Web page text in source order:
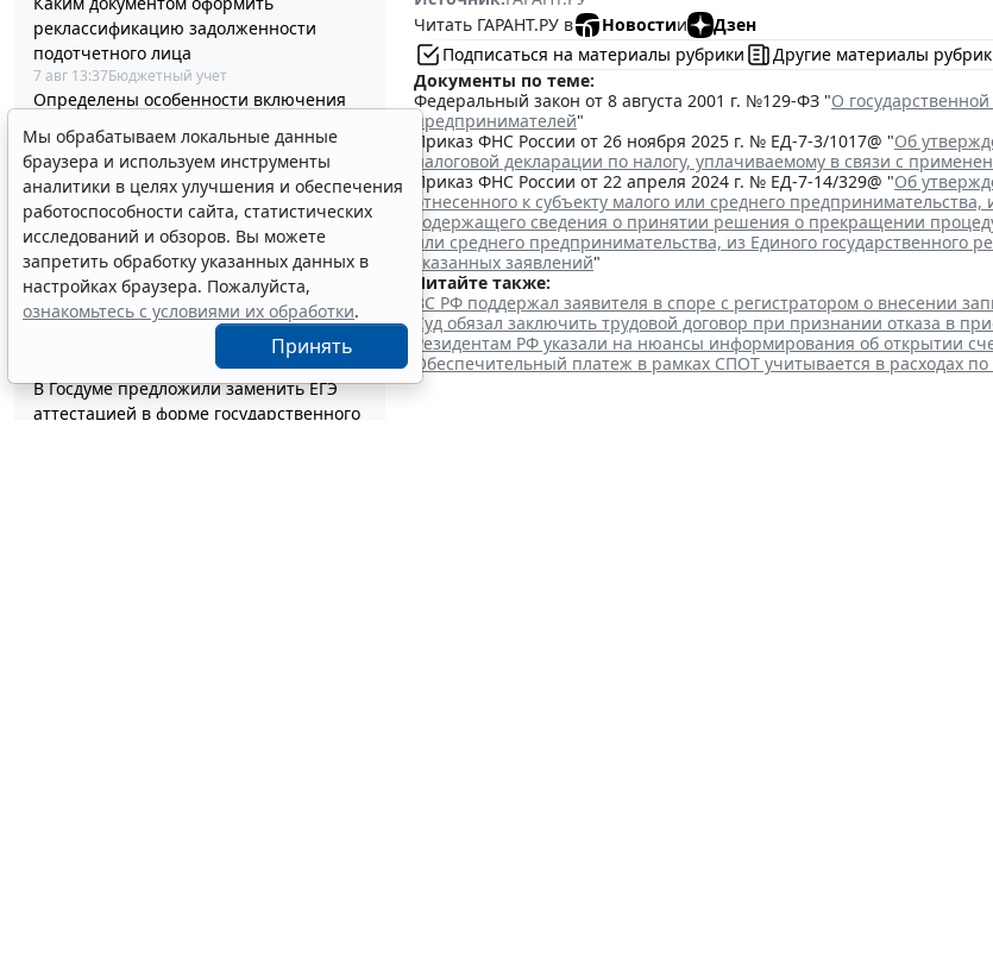
реклассификацию задолженности
подотчетного лица
7 авг 13:37Бюджетный учет
Определены особенности включения
частных медорганизаций в реестр
системы ОМС
7 авг 13:19Социальная сфера
Спецрежим НПД вправе применять
несовершеннолетние в возрасте от 14
до 18 лет
7 авг 12:58 Налоги и бухучет
При госрегистрации судна определят
соответствие идентифицирующим
В Госдуме предложили заменить ЕГЭ
аттестацией в форме государственного
Читать ГАРАНТ.РУ в
Новостии
Дзен
Подписаться на материалы рубрики
Другие материалы
Документы по теме:
Федеральный закон от 8 августа 2001 г. №129-ФЗ "О
предпринимателей"
Приказ ФНС России от 26 ноября 2025 г. № ЕД-7-3/1017@ "Об
налоговой декларации по налогу, уплачиваемому в связи с
Приказ ФНС России от 22 апреля 2024 г. № ЕД-7-14/329@ "Об
отнесенного к субъекту малого или среднего
содержащего сведения о принятии решения о прекращении
или среднего предпринимательства, из Единого
указанных заявлений"
Читайте также:
ВС РФ поддержал заявителя в споре с регистратором о внесении
Суд обязал заключить трудовой договор при признании отказа в
Резидентам РФ указали на нюансы информирования об открытии
Обеспечительный платеж в рамках СПОТ учитывается в расходах
Мы обрабатываем локальные данные
браузера и используем инструменты
аналитики в целях улучшения и обеспечения
работоспособности сайта, статистических
исследований и обзоров. Вы можете
запретить обработку указанных данных в
настройках браузера. Пожалуйста,
ознакомьтесь с условиями их обработки.
Принять